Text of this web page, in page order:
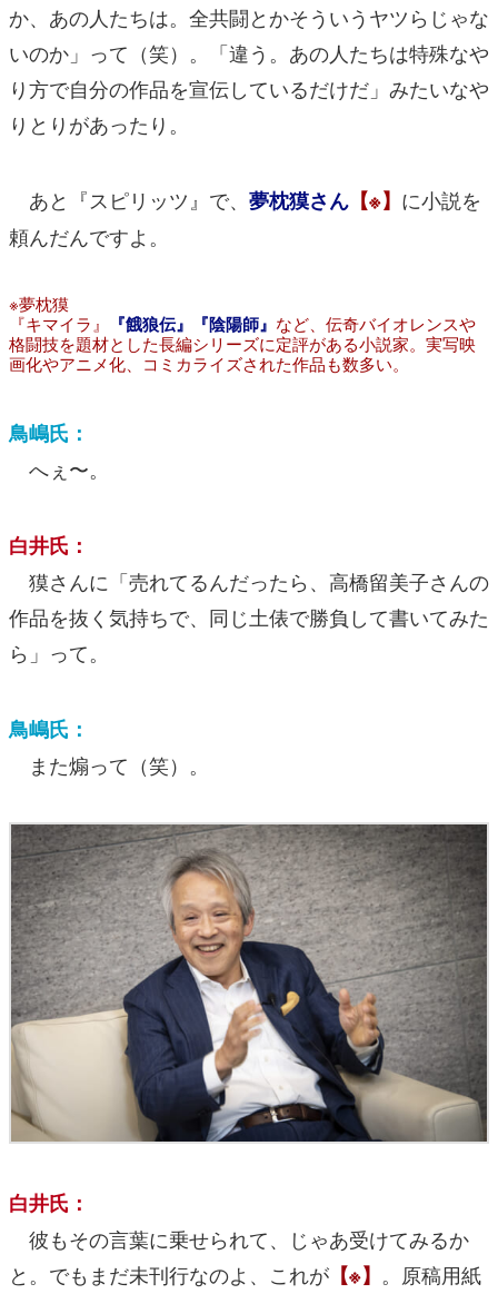
か、あの人たちは。全共闘とかそういうヤツらじゃな
いのか」って（笑）。「違う。あの人たちは特殊なや
り方で自分の作品を宣伝しているだけだ」みたいなや
りとりがあったり。
あと『スピリッツ』で、 夢枕獏さん 【※】 に小説を
頼んだんですよ。
※夢枕獏
『キマイラ』
『餓狼伝』 『陰陽師』 など、伝奇バイオレンスや
格闘技を題材とした長編シリーズに定評がある小説家。実写映
画化やアニメ化、コミカライズされた作品も数多い。
鳥嶋氏：
へぇ〜。
白井氏：
獏さんに「売れてるんだったら、高橋留美子さんの
作品を抜く気持ちで、同じ土俵で勝負して書いてみた
ら」って。
鳥嶋氏：
また煽って（笑）。
白井氏：
彼もその言葉に乗せられて、じゃあ受けてみるか
と。でもまだ未刊行なのよ、これが 【※】 。原稿用紙